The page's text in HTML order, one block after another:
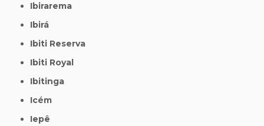
Ibirarema
Ibirá
Ibiti Reserva
Ibiti Royal
Ibitinga
Icém
Iepê